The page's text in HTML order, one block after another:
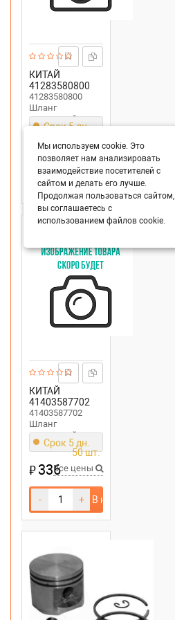
КИТАЙ
41283580800
41283580800
Шланг
топливный для
FS 120,250
Срок 5 дн.
336Все цены
- + В корзину
КИТАЙ
41403587702
41403587702
Шланг
топливный для
бензокосы STIHL
Срок 5 дн.
50 шт.
₽336Все цены
- + В корзину
Мы используем cookie. Это
позволяет нам анализировать
взаимодействие посетителей с
сайтом и делать его лучше.
Продолжая пользоваться сайтом,
вы соглашаетесь с
использованием файлов cookie.